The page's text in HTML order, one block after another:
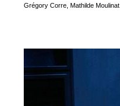
Grégory Corre, Mathilde Moulinat.